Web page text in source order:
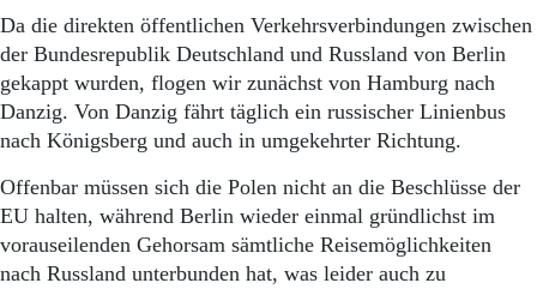
Da die direkten öffentlichen Verkehrsverbindungen zwischen
der Bundesrepublik Deutschland und Russland von Berlin
gekappt wurden, flogen wir zunächst von Hamburg nach
Danzig. Von Danzig fährt täglich ein russischer Linienbus
nach Königsberg und auch in umgekehrter Richtung.
Offenbar müssen sich die Polen nicht an die Beschlüsse der
EU halten, während Berlin wieder einmal gründlichst im
vorauseilenden Gehorsam sämtliche Reisemöglichkeiten
nach Russland unterbunden hat, was leider auch zu